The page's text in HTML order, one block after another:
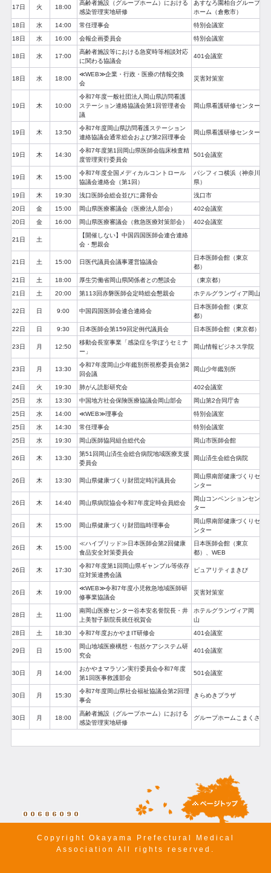
17日 火 18:00
高齢者施設（グループホーム）における
感染管理実地研修
あすなろ園柏台グループ
ホーム（倉敷市）
18日
水 14:00 常任理事会
特別会議室
18日
水 16:00 会報企画委員会 特別会議室
18日 水 17:00
高齢者施設等における急変時等相談対応
に関わる協議会
401会議室
18日 水 18:00
≪WEB≫企業・行政・医療の情報交換
会
災害対策室
19日 木 10:00
令和7年度一般社団法人岡山県訪問看護
ステーション連絡協議会第1回管理者会
議
岡山県看護研修センター
19日 木 13:50
令和7年度岡山県訪問看護ステーション
連絡協議会通常総会および第2回理事会
岡山県看護研修センター
19日 木 14:30
令和7年度第1回岡山県医師会臨床検査精
度管理実行委員会
501会議室
19日 木 15:00
令和7年度全国メディカルコントロール
協議会連絡会（第1回）
パシフィコ横浜（神奈川
県）
19日
木 19:30 浅口医師会総会並びに露骨会
浅口市
20日
金 15:00 岡山県医療審議会（医療法人部会）
402会議室
20日
金 16:00 岡山県医療審議会（救急医療対策部会） 402会議室
21日 土
【開催しない】中国四国医師会連合連絡
会・懇親会
21日 土 15:00 日医代議員会議事運営協議会
日本医師会館（東京
都）
21日
土 18:00 厚生労働省岡山県関係者との懇談会
（東京都）
21日
土 20:00 第113回赤磐医師会定時総会懇親会 ホテルグランヴィア岡山
22日 日 9:00 中国四国医師会連合連絡会
日本医師会館（東京
都）
22日
日 9:30 日本医師会第159回定例代議員会 日本医師会館（東京都）
23日 月 12:50
移動会長室事業「感染症を学ぼうセミナ
ー」
岡山情報ビジネス学院
23日 月 13:30
令和7年度岡山少年鑑別所視察委員会第2
回会議
岡山少年鑑別所
24日 火 19:30 肺がん読影研究会
402会議室
25日
水 13:30 中国地方社会保険医療協議会岡山部会
岡山第2合同庁舎
25日
水 14:00 ≪WEB≫理事会
特別会議室
25日
水 14:30 常任理事会
特別会議室
25日
水 19:30 岡山医師協同組合総代会 岡山市医師会館
26日 木 13:30
第51回岡山済生会総合病院地域医療支援
委員会
岡山済生会総合病院
26日 木 13:30 岡山県健康づくり財団定時評議員会
岡山県南部健康づくりセ
ンター
26日 木 14:40 岡山県病院協会令和7年度定時会員総会
岡山コンベンションセン
ター
26日 木 15:00 岡山県健康づくり財団臨時理事会
岡山県南部健康づくりセ
ンター
26日 木 15:00
≪ハイブリッド≫日本医師会第2回健康
食品安全対策委員会
日本医師会館（東京
都）、WEB
26日 木 17:30
令和7年度第1回岡山県ギャンブル等依存
症対策連携会議
ピュアリティまきび
26日 木 19:00
≪WEB≫令和7年度小児救急地域医師研
修事業協議会
災害対策室
28日 土 11:00
南岡山医療センター谷本安名誉院長・井
上美智子新院長就任祝賀会
ホテルグランヴィア岡
山
28日
土 18:30 令和7年度おかやまIT研修会 401会議室
29日 日 15:00
岡山地域医療構想・包括ケアシステム研
究会
401会議室
30日 月 14:00
おかやまマラソン実行委員会令和7年度
第1回医事救護部会
501会議室
30日 月 15:30
令和7年度岡山県社会福祉協議会第2回理
事会
きらめきプラザ
30日 月 18:00
高齢者施設（グループホーム）における
感染管理実地研修
グループホームこまくさ
Copyright Okayama Prefectural Medical
Association All rights reserved.